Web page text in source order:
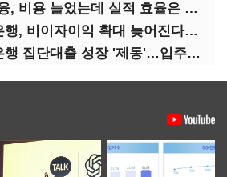
[IB토마토]KB금융, 비용 늘었는데 실적 효율은 개선…증권 호황 효과
[IB토마토]수협은행, 비이자이익 확대 늦어진다…공모운용사 인가 연말로
[IB토마토]지방은행 집단대출 성장 '제동'…입주절벽에 반사이익도 희박